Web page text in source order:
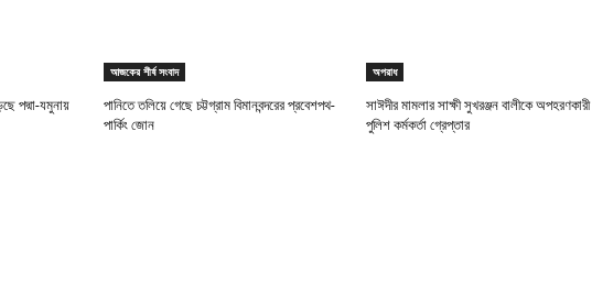
পদ্মা-যমুনায়
আজকের শীর্ষ সংবাদ
পানিতে তলিয়ে গেছে চট্টগ্রাম বিমানবন্দরের প্রবেশপথ-
পার্কিং জোন
অপরাধ
সাঈদীর মামলার সাক্ষী সুখরঞ্জন বালীকে অপহরণকারী
পুলিশ কর্মকর্তা গ্রেপ্তার